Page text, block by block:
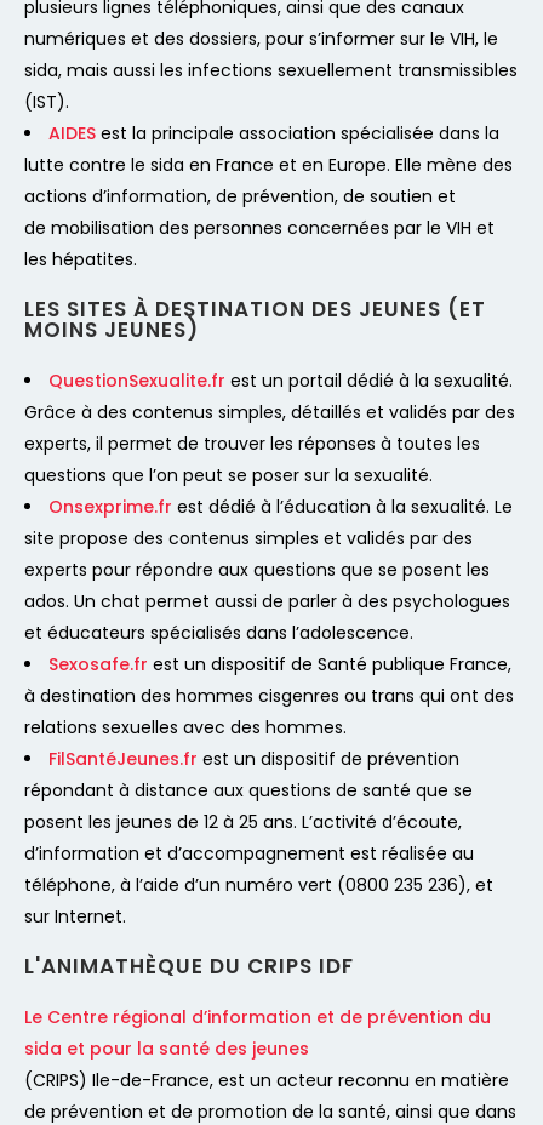
plusieurs lignes téléphoniques, ainsi que des canaux
numériques et des dossiers, pour s’informer sur le VIH, le
sida, mais aussi les infections sexuellement transmissibles
(IST).
AIDES est la principale association spécialisée dans la
lutte contre le sida en France et en Europe. Elle mène des
actions d’information, de prévention, de soutien et
de mobilisation des personnes concernées par le VIH et
les hépatites.
LES SITES À DESTINATION DES JEUNES (ET
MOINS JEUNES)
QuestionSexualite.fr est un portail dédié à la sexualité.
Grâce à des contenus simples, détaillés et validés par des
experts, il permet de trouver les réponses à toutes les
questions que l’on peut se poser sur la sexualité.
Onsexprime.fr est dédié à l’éducation à la sexualité. Le
site propose des contenus simples et validés par des
experts pour répondre aux questions que se posent les
ados. Un chat permet aussi de parler à des psychologues
et éducateurs spécialisés dans l’adolescence.
Sexosafe.fr est un dispositif de Santé publique France,
à destination des hommes cisgenres ou trans qui ont des
relations sexuelles avec des hommes.
FilSantéJeunes.fr est un dispositif de prévention
répondant à distance aux questions de santé que se
posent les jeunes de 12 à 25 ans. L’activité d’écoute,
d’information et d’accompagnement est réalisée au
téléphone, à l’aide d’un numéro vert (0800 235 236), et
sur Internet.
L'ANIMATHÈQUE DU CRIPS IDF
Le Centre régional d’information et de prévention du
sida et pour la santé des jeunes
(CRIPS) Ile-de-France, est un acteur reconnu en matière
de prévention et de promotion de la santé, ainsi que dans